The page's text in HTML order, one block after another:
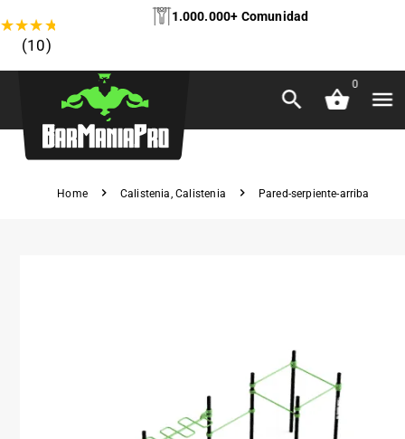
★★★★
(10)
1.000.000+ Comunidad
0
Home Calistenia, Calistenia Pared-serpiente-arriba